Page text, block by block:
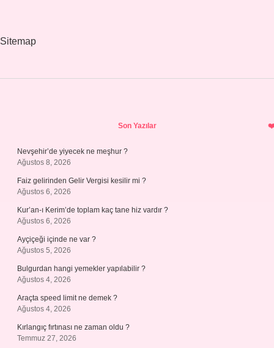
Sitemap
Son Yazılar
Nevşehir’de yiyecek ne meşhur ?
Ağustos 8, 2026
Faiz gelirinden Gelir Vergisi kesilir mi ?
Ağustos 6, 2026
Kur’an-ı Kerim’de toplam kaç tane hiz vardır ?
Ağustos 6, 2026
Ayçiçeği içinde ne var ?
Ağustos 5, 2026
Bulgurdan hangi yemekler yapılabilir ?
Ağustos 4, 2026
Araçta speed limit ne demek ?
Ağustos 4, 2026
Kırlangıç fırtınası ne zaman oldu ?
Temmuz 27, 2026